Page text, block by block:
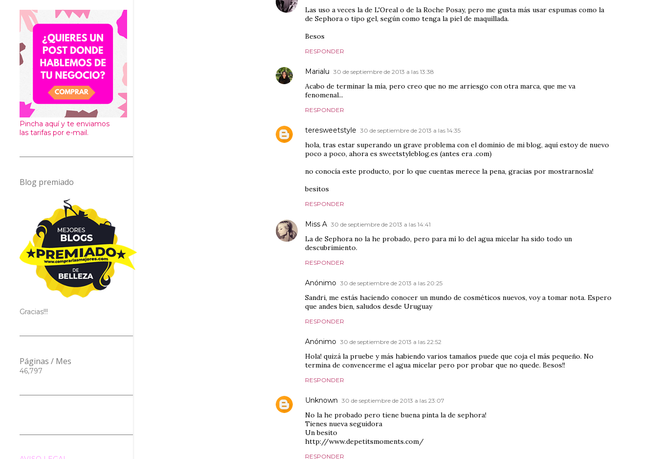
Las uso a veces la de L'Oreal o de la Roche Posay, pero me gusta más usar espumas como la
de Sephora o tipo gel, según como tenga la piel de maquillada.
Besos
RESPONDER
Marialu 30 de septiembre de 2013 a las 13:38
Acabo de terminar la mía, pero creo que no me arriesgo con otra marca, que me va
fenomenal...
RESPONDER
teresweetstyle 30 de septiembre de 2013 a las 14:35
hola, tras estar superando un grave problema con el dominio de mi blog, aquí estoy de nuevo
poco a poco, ahora es sweetstyleblog.es (antes era .com)
no conocía este producto, por lo que cuentas merece la pena, gracias por mostrarnosla!
besitos
RESPONDER
Miss A 30 de septiembre de 2013 a las 14:41
La de Sephora no la he probado, pero para mí lo del agua micelar ha sido todo un
descubrimiento.
RESPONDER
Anónimo 30 de septiembre de 2013 a las 20:25
Sandri, me estás haciendo conocer un mundo de cosméticos nuevos, voy a tomar nota. Espero
que andes bien, saludos desde Uruguay
RESPONDER
Anónimo 30 de septiembre de 2013 a las 22:52
Hola! quizá la pruebe y más habiendo varios tamaños puede que coja el más pequeño. No
termina de convencerme el agua micelar pero por probar que no quede. Besos!!
RESPONDER
Unknown 30 de septiembre de 2013 a las 23:07
No la he probado pero tiene buena pinta la de sephora!
Tienes nueva seguidora
Un besito
http://www.depetitsmoments.com/
RESPONDER
Pincha aquí y te enviamos
las tarifas por e-mail.
Blog premiado
Gracias!!!
Páginas / Mes
46,797